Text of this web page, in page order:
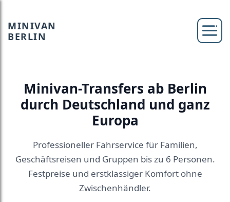
MINIVAN
BERLIN
Minivan-Transfers ab Berlin
durch Deutschland und ganz
Europa
Professioneller Fahrservice für Familien,
Geschäftsreisen und Gruppen bis zu 6 Personen.
Festpreise und erstklassiger Komfort ohne
Zwischenhändler.